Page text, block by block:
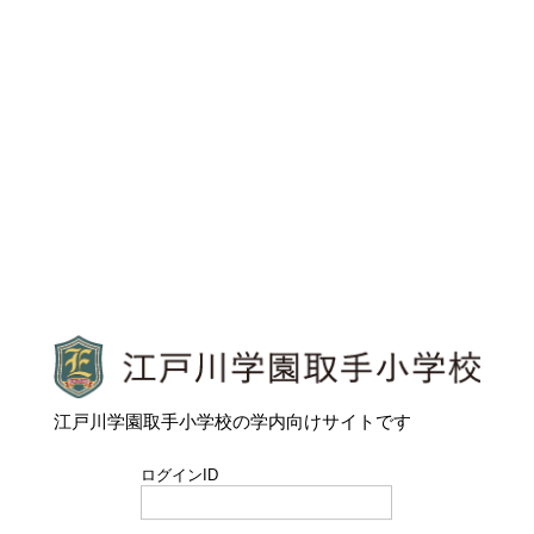
江戸川学園取手小学校
江戸川学園取手小学校の学内向けサイトです
ログインID